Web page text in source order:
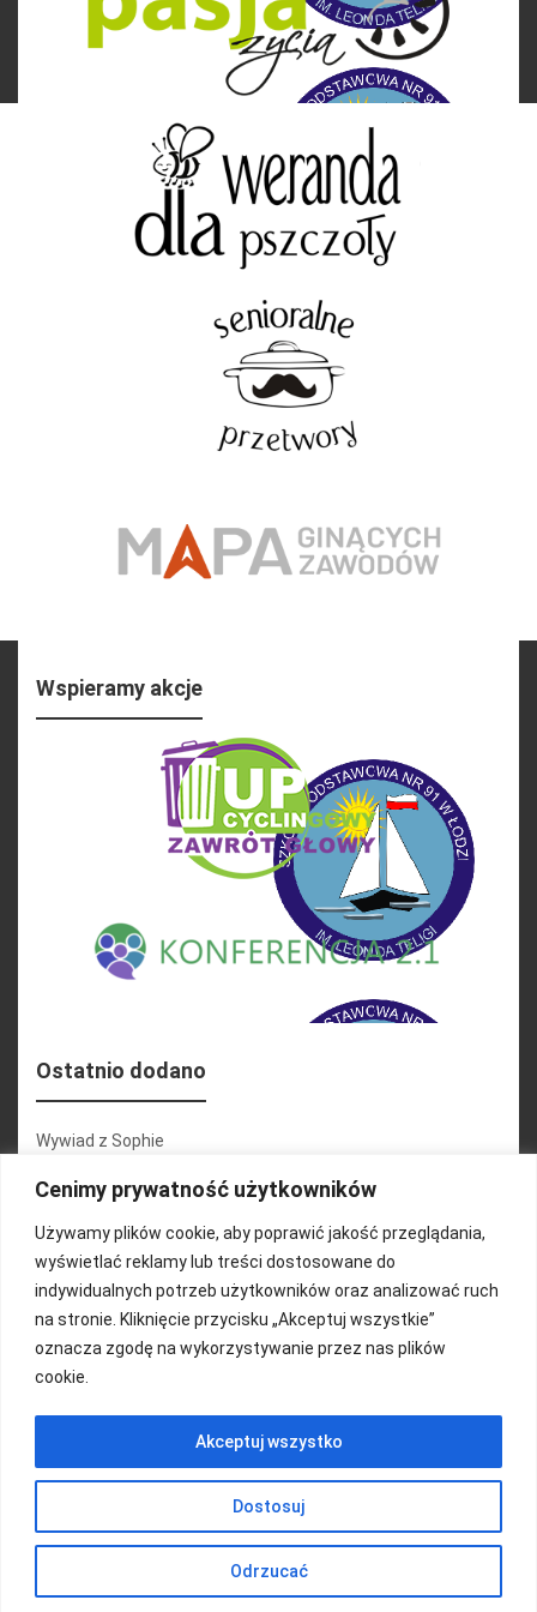
Cenimy prywatność użytkowników
Używamy plików cookie, aby poprawić jakość przeglądania,
wyświetlać reklamy lub treści dostosowane do
indywidualnych potrzeb użytkowników oraz analizować ruch
na stronie. Kliknięcie przycisku „Akceptuj wszystkie”
oznacza zgodę na wykorzystywanie przez nas plików
cookie.
Dostosuj
Odrzucać
Akceptuj wszystko
Wspieramy akcje
Ostatnio dodano
Wywiad z Sophie
Konferencja 2.1
Martyna Wojciechowska
Relacja zdjęciowa 25.09.2024r (cz.2)
Wywiady z uczestnikami
FUNDACJA KOLOROWO